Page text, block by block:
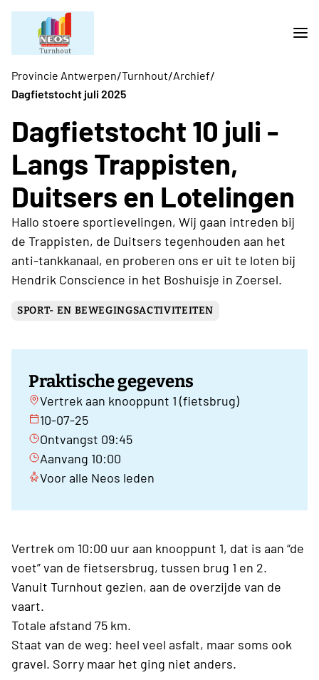
Provincie Antwerpen/Turnhout/Archief/
Dagfietstocht juli 2025
Dagfietstocht 10 juli -
Langs Trappisten,
Duitsers en Lotelingen
Hallo stoere sportievelingen, Wij gaan intreden bij
de Trappisten, de Duitsers tegenhouden aan het
anti-tankkanaal, en proberen ons er uit te loten bij
Hendrik Conscience in het Boshuisje in Zoersel.
SPORT- EN BEWEGINGSACTIVITEITEN
Praktische gegevens
Vertrek aan knooppunt 1 (fietsbrug)
10-07-25
Ontvangst 09:45
Aanvang 10:00
Voor alle Neos leden
Vertrek om 10:00 uur aan knooppunt 1, dat is aan “de
voet” van de fietsersbrug, tussen brug 1 en 2.
Vanuit Turnhout gezien, aan de overzijde van de
vaart.
Totale afstand 75 km.
Staat van de weg: heel veel asfalt, maar soms ook
gravel. Sorry maar het ging niet anders.